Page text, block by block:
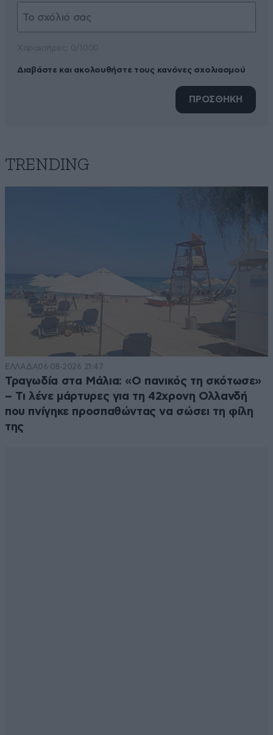
Διαβάστε και ακολουθήστε τους κανόνες σχολιασμού
ΠΡΟΣΘΗΚΗ
TRENDING
ΕΛΛΑΔΑ06·08·2026 21:47
Τραγωδία στα Μάλια: «Ο πανικός τη σκότωσε»
– Τι λένε μάρτυρες για τη 42χρονη Ολλανδή
που πνίγηκε προσπαθώντας να σώσει τη φίλη
της